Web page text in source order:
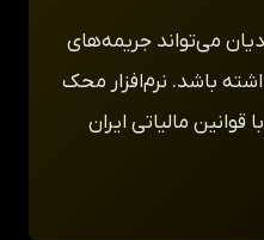
می‌تواند جریمه‌های
باشد. نرم‌افزار محک
مالیاتی ایران